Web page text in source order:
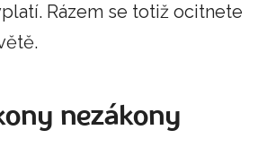
Rázem se totiž ocitnete
nezákony